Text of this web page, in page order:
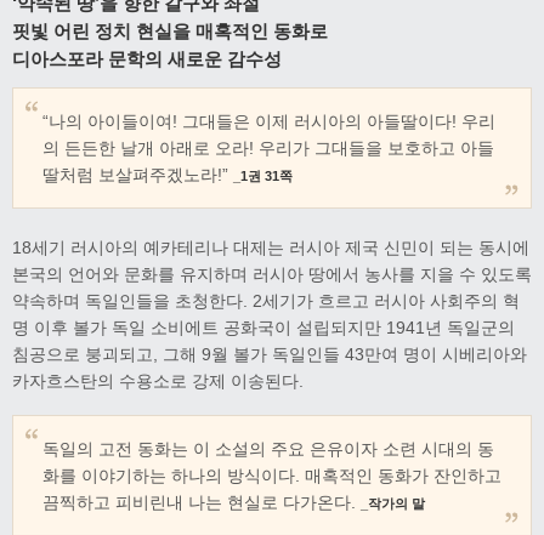
핏빛 어린 정치 현실을 매혹적인 동화로
디아스포라 문학의 새로운 감수성
“나의 아이들이여! 그대들은 이제 러시아의 아들딸이다! 우리
의 든든한 날개 아래로 오라! 우리가 그대들을 보호하고 아들
딸처럼 보살펴주겠노라!”
_1권 31쪽
18세기 러시아의 예카테리나 대제는 러시아 제국 신민이 되는 동시에
본국의 언어와 문화를 유지하며 러시아 땅에서 농사를 지을 수 있도록
약속하며 독일인들을 초청한다. 2세기가 흐르고 러시아 사회주의 혁
명 이후 볼가 독일 소비에트 공화국이 설립되지만 1941년 독일군의
침공으로 붕괴되고, 그해 9월 볼가 독일인들 43만여 명이 시베리아와
카자흐스탄의 수용소로 강제 이송된다.
독일의 고전 동화는 이 소설의 주요 은유이자 소련 시대의 동
화를 이야기하는 하나의 방식이다. 매혹적인 동화가 잔인하고
끔찍하고 피비린내 나는 현실로 다가온다.
_작가의 말